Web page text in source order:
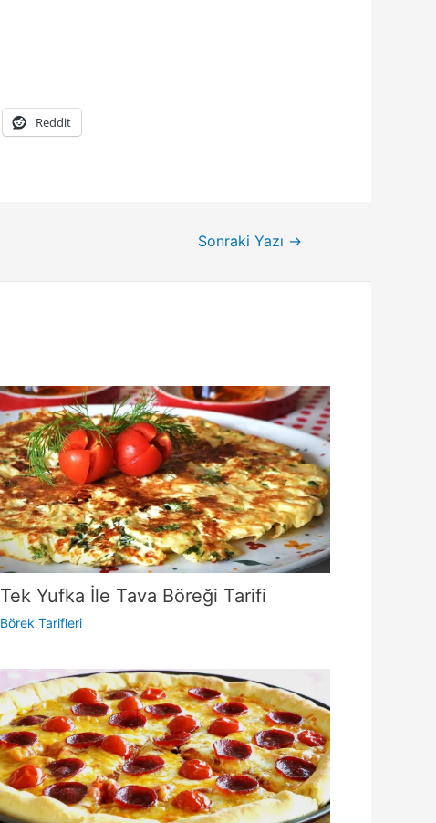
Reddit
Sonraki Yazı →
Tek Yufka İle Tava Böreği Tarifi
Börek Tarifleri